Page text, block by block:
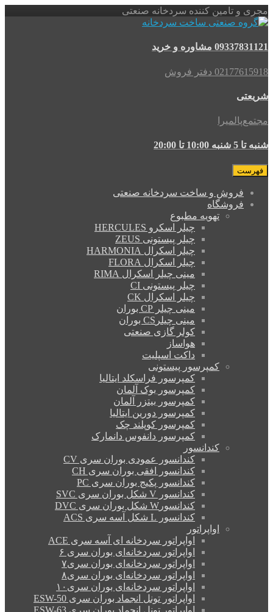
مجری و تامین کننده سردخانه صنعتی
09337831121 مشاوره و خرید
02177615918 دفتر فروش
شریعتی
مجتمع‌پالمیرا
شنبه تا 5 شنبه 10:00 تا 20:00
فهرست
فروش و ساخت سردخانه صنعتی
فروشگاه
تهویه مطبوع
چیلر اسکرو HERCULES
چیلر پیستونی ZEUS
چیلر اسکرال HARMONIA
چیلر اسکرال FLORA
مینی چیلر اسکرال RIMA
چیلر پیستونی CI
چیلر اسکرال CK
مینی چیلر CP بوران
مینی چیلرCS بوران
کولر گازی صنعتی
هواساز
داکت اسپلیت
کمپرسور پیستونی
کمپرسور فراسکلد ایتالیا
کمپرسور بوک آلمان
کمپرسور بیتزر آلمان
کمپرسور دورین ایتالیا
کمپرسور کوپلند چک
کمپرسور دانفوس دانمارک
کندانسور
کندانسور عمودی بوران سری CV
کندانسور افقی بوران سری CH
کندانسور پکیج بوران سری PC
کندانسور V شکل بوران سری SVC
کندانسورW شکل بوران سری DVC
کندانسور L شکل آسه سری ACS
اواپراتور
اواپراتور سردخانه ای آسه سری ACE
اواپراتور سردخانه‌ای بوران سری ۶
اواپراتور سردخانه‌ای بوران سری۷
اواپراتور سردخانه‌ای بوران سری۸
اواپراتور سردخانه‌ای بوران سری۱۰
اواپراتور تونل انجماد بوران سری ESW-50
اواپراتور تونل انجماد بوران سری ESW-63